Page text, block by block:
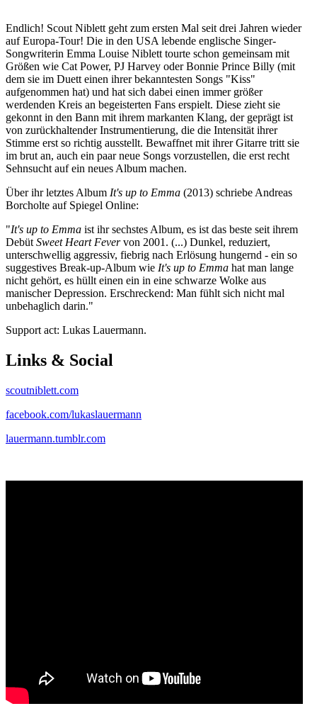
Endlich! Scout Niblett geht zum ersten Mal seit drei Jahren wieder
auf Europa-Tour! Die in den USA lebende englische Singer-
Songwriterin Emma Louise Niblett tourte schon gemeinsam mit
Größen wie Cat Power, PJ Harvey oder Bonnie Prince Billy (mit
dem sie im Duett einen ihrer bekanntesten Songs "Kiss"
aufgenommen hat) und hat sich dabei einen immer größer
werdenden Kreis an begeisterten Fans erspielt. Diese zieht sie
gekonnt in den Bann mit ihrem markanten Klang, der geprägt ist
von zurückhaltender Instrumentierung, die die Intensität ihrer
Stimme erst so richtig ausstellt. Bewaffnet mit ihrer Gitarre tritt sie
im brut an, auch ein paar neue Songs vorzustellen, die erst recht
Sehnsucht auf ein neues Album machen.
Über ihr letztes Album It's up to Emma (2013) schriebe Andreas
Borcholte auf Spiegel Online:
"It's up to Emma ist ihr sechstes Album, es ist das beste seit ihrem
Debüt Sweet Heart Fevervon 2001. (...) Dunkel, reduziert,
unterschwellig aggressiv, fiebrig nach Erlösung hungernd - ein so
suggestives Break-up-Album wie It's up to Emma hat man lange
nicht gehört, es hüllt einen ein in eine schwarze Wolke aus
manischer Depression. Erschreckend: Man fühlt sich nicht mal
unbehaglich darin."
Support act: Lukas Lauermann.
Links & Social
scoutniblett.com
facebook.com/lukaslauermann
lauermann.tumblr.com